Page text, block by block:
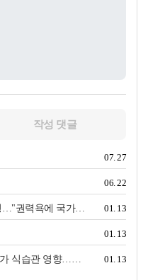
작성 댓글
07. 27
06. 22
내란특검, 반성없는 윤에 사형 구형…"권력욕에 국가존립 위협" 01. 13
01. 13
[김길원의 헬스노트] 한국인 암 6%가 식습관 영향…기여도 1위는 '이 음식' 01. 13